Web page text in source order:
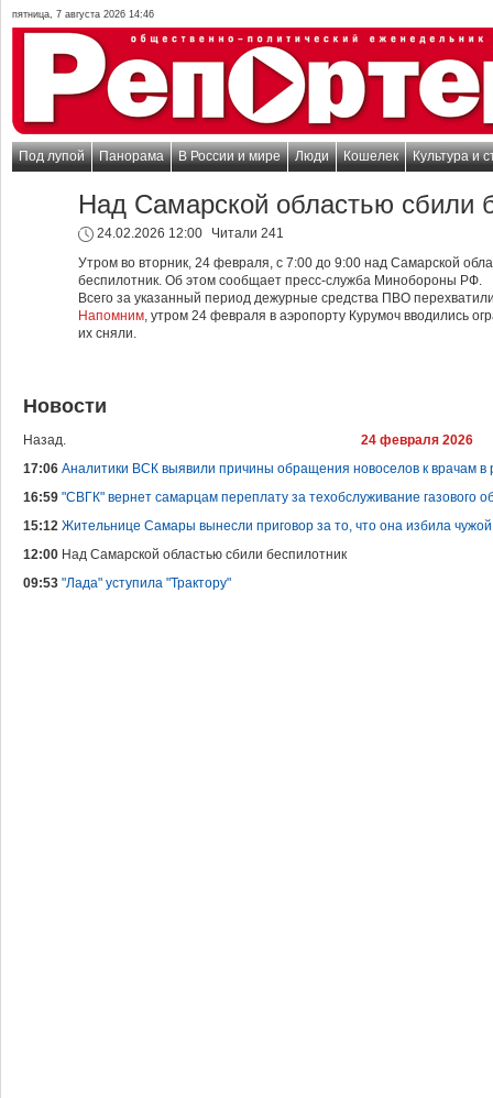
пятница, 7 августа 2026 14:46
Под лупой Панорама В России и мире Люди Кошелек Культура и
Над Самарской областью сбили
24.02.2026 12:00
Читали 241
Утром во вторник, 24 февраля, с 7:00 до 9:00 над Самарской
беспилотник. Об этом сообщает пресс-служба Минобороны РФ.
Всего за указанный период дежурные средства ПВО
Напомним, утром 24 февраля в аэропорту Курумоч вводились
их сняли.
Новости
Назад.
24 февраля 2026
17:06 Аналитики ВСК выявили причины обращения новоселов к врачам в
16:59 "СВГК" вернет самарцам переплату за техобслуживание газового
15:12 Жительнице Самары вынесли приговор за то, что она избила
12:00 Над Самарской областью сбили беспилотник
09:53 "Лада" уступила "Трактору"